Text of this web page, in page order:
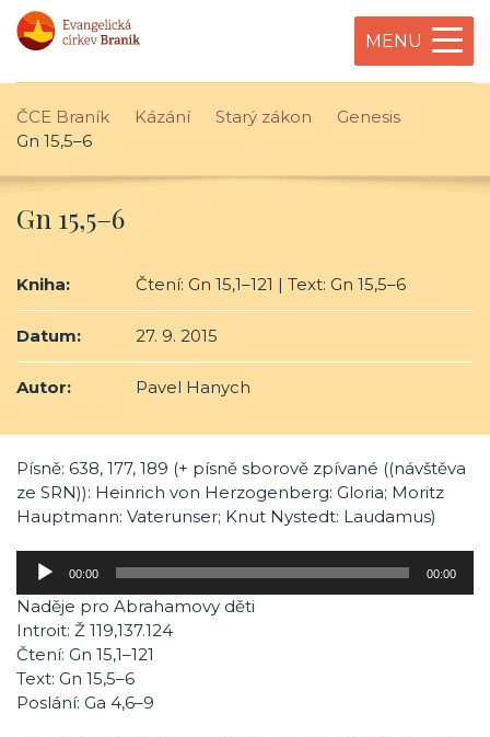
MENU
ČCE Braník Kázání Starý zákon
Genesis
Gn 15,5–6
Gn 15,5–6
Kniha: Čtení: Gn 15,1–121 | Text: Gn 15,5–6
Datum: 27. 9. 2015
Autor: Pavel Hanych
Písně: 638, 177, 189 (+ písně sborově zpívané ((návštěva
ze SRN)): Heinrich von Herzogenberg: Gloria; Moritz
Hauptmann: Vaterunser; Knut Nystedt: Laudamus)
Audio
00:00 00:00
Naděje pro Abrahamovy děti
Introit: Ž 119,137.124
Čtení: Gn 15,1–121
Text: Gn 15,5–6
Poslání: Ga 4,6–9